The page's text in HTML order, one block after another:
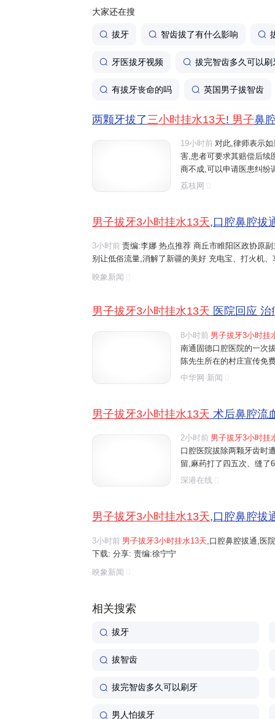
大家还在搜
拔牙 智齿拔了有什么影响
牙医拔牙视频 拔完智齿多久可以刷
有拔牙丧命的吗 英国男子拔智齿
两颗牙拔了三小时挂水13天! 男子鼻
19小时前 对此,律师表示
害,患者可要求其赔偿后续
商不成,可以申请医患纠纷
程序维护自己的权益 赞
荔枝网
男子拔牙3小时挂水13天,口腔鼻腔拔
3小时前 责编:李娜 热点推荐 商丘市睢阳区政协原
别让低俗流量,消解了新疆的美好 充电宝、打火机
存影像 国际金价"高台跳水",金饰价格降了,网友:降
映象新闻
男子拔牙3小时挂水13天 医院回应 治
8小时前 男子拔牙3小时挂
南通固德口腔医院的一次
陈先生所在的村庄宣传免
先生,催促他去做检查。前
中华网·新闻
男子拔牙3小时挂水13天 术后鼻腔流
2小时前 男子拔牙3小时挂
口腔医院拔除两颗牙齿时
留,麻药打了四五次、缝了
挂水13天消炎。院方称
深港在线
男子拔牙3小时挂水13天,口腔鼻腔拔
3小时前 男子拔牙3小时挂水13天 ,口腔鼻腔拔通,医
下载: 分享: 责编:徐宁宁
映象新闻
相关搜索
拔牙
拔智齿
拔完智齿多久可以刷牙
男人怕拔牙